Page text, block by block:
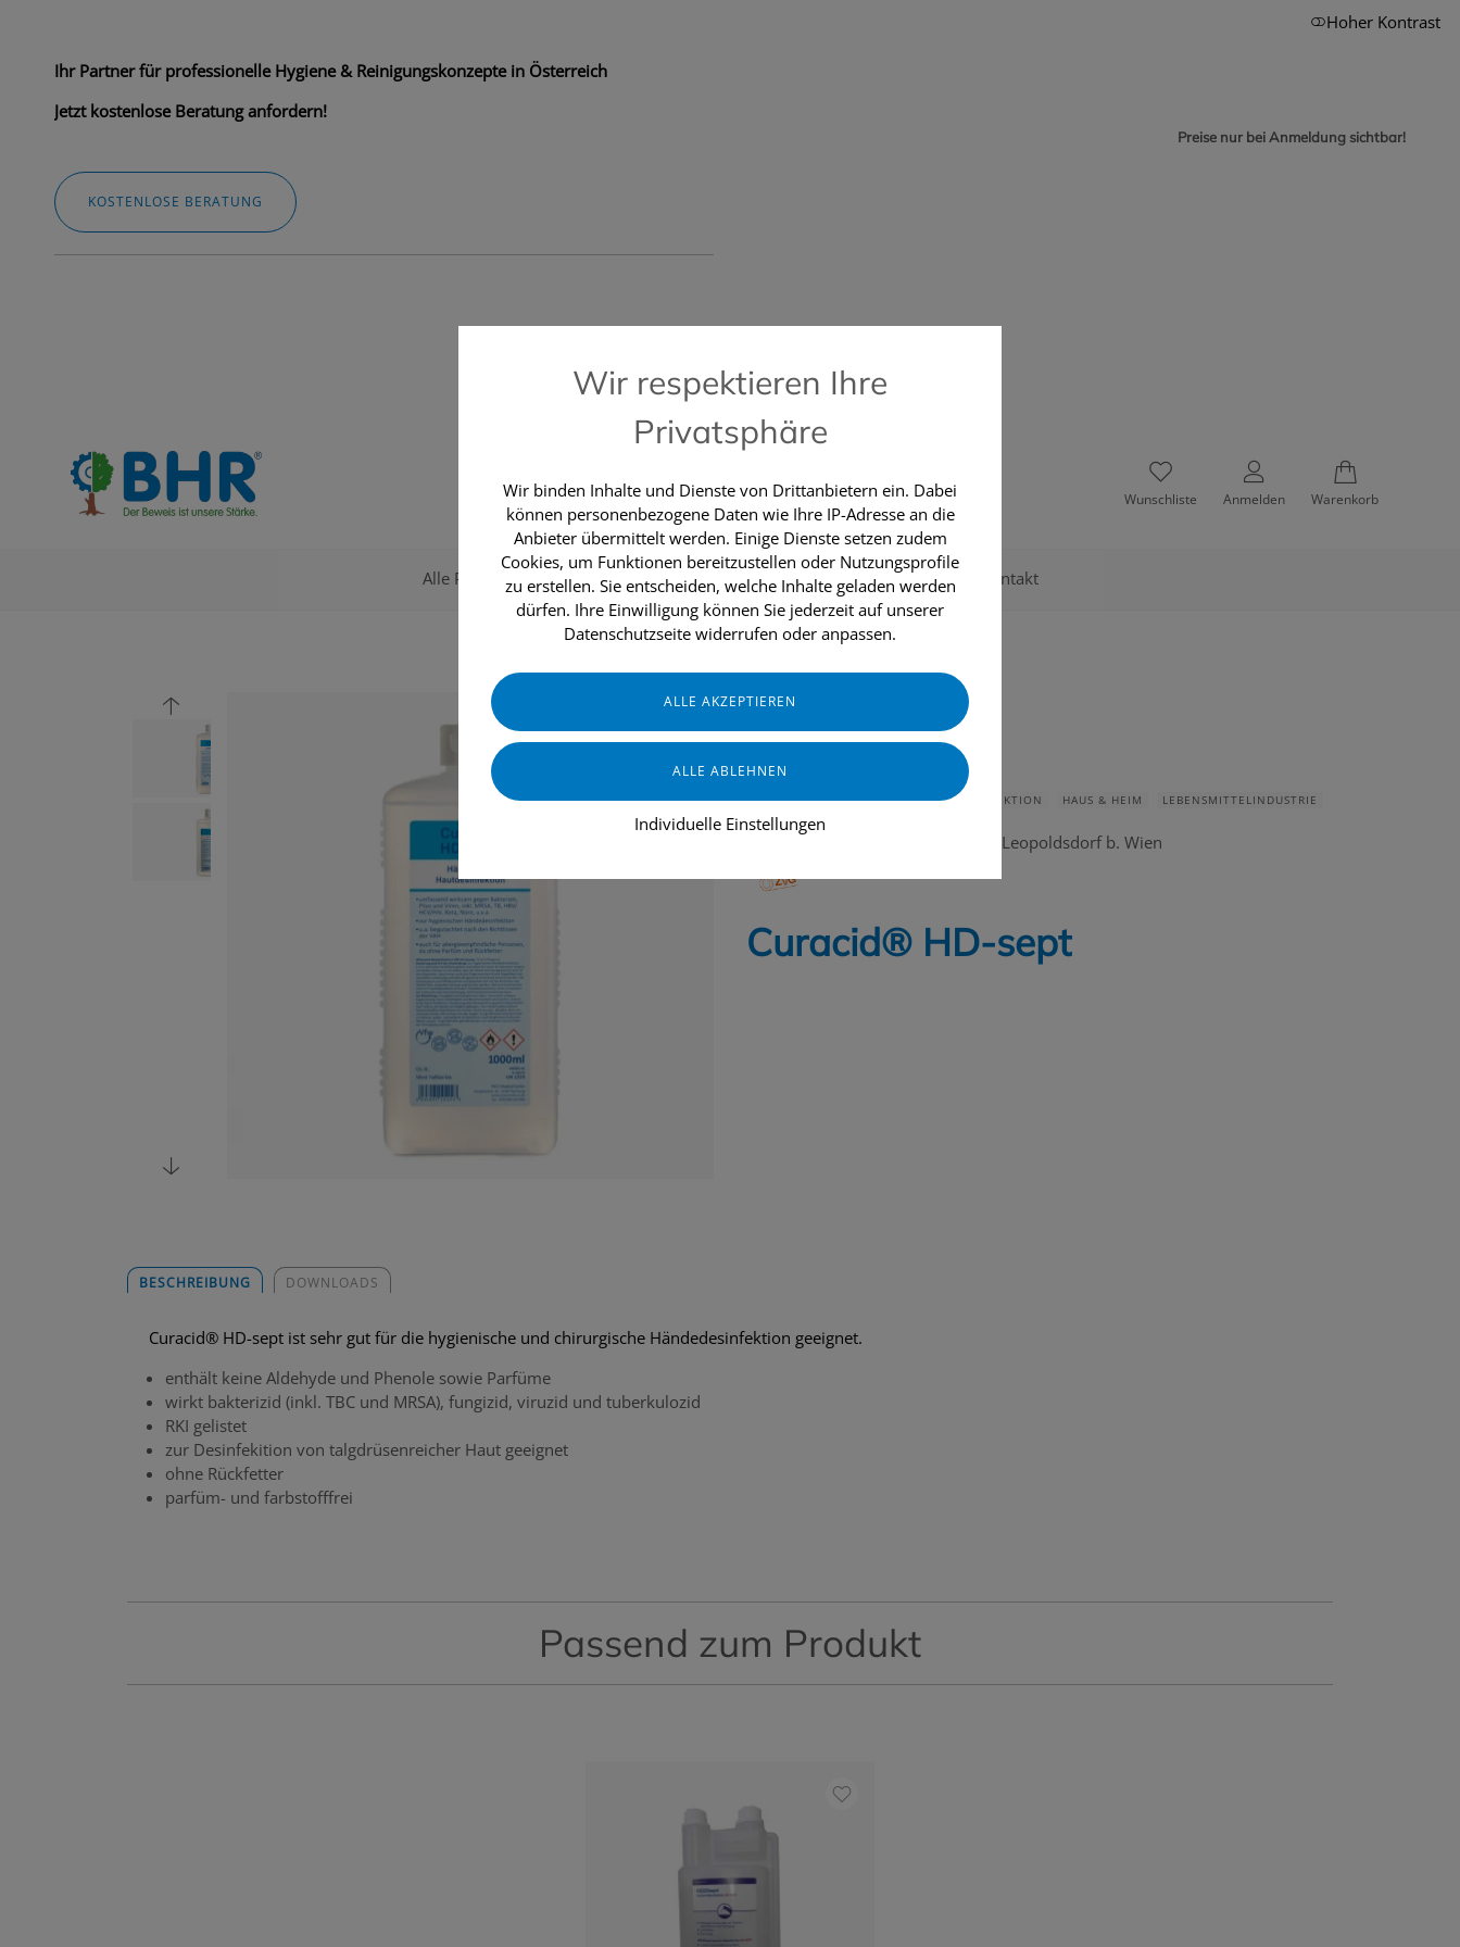
Ihr Partner für professionelle Hygiene & Reinigungskonzepte in Österreich
Jetzt kostenlose Beratung anfordern!
KOSTENLOSE BERATUNG
Preise nur bei Anmeldung sichtbar!
📞 Kostenlose Hotline +43 664 196 28 20
Hoher Kontrast
Wunschliste Anmelden Warenkorb
Alle Produkte Aktionen Topseller Über uns Kontakt
GASTRONOMIE & HOTELLERIE DESINFEKTION HAUS & HEIM LEBENSMITTELINDUSTRIE
ZVG Zellstoff Vertriebs Ges.m.b.H Leopoldsdorf b. Wien
Curacid® HD-sept
BESCHREIBUNG DOWNLOADS
Curacid® HD-sept ist sehr gut für die hygienische und chirurgische Händedesinfektion geeignet.
enthält keine Aldehyde und Phenole sowie Parfüme
wirkt bakterizid (inkl. TBC und MRSA), fungizid, viruzid und tuberkulozid
RKI gelistet
zur Desinfekition von talgdrüsenreicher Haut geeignet
ohne Rückfetter
parfüm- und farbstofffrei
Passend zum Produkt
Wir respektieren Ihre
Privatsphäre
Wir binden Inhalte und Dienste von Drittanbietern ein. Dabei
können personenbezogene Daten wie Ihre IP-Adresse an die
Anbieter übermittelt werden. Einige Dienste setzen zudem
Cookies, um Funktionen bereitzustellen oder Nutzungsprofile
zu erstellen. Sie entscheiden, welche Inhalte geladen werden
dürfen. Ihre Einwilligung können Sie jederzeit auf unserer
Datenschutzseite widerrufen oder anpassen.
Individuelle Einstellungen